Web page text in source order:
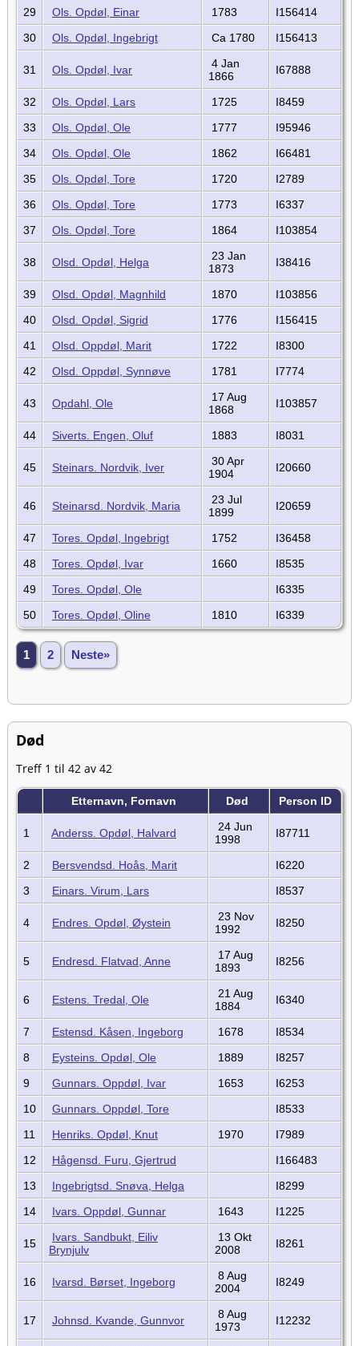
29 Ols. Opdøl, Einar 1783
I156414
30
Ols. Opdøl, Ingebrigt Ca 1780 I156413
31 Ols. Opdøl, Ivar
4 Jan
1866
I67888
32 Ols. Opdøl, Lars 1725
I8459
33
Ols. Opdøl, Ole 1777
I95946
34
Ols. Opdøl, Ole 1862
I66481
35
Ols. Opdøl, Tore 1720
I2789
36
Ols. Opdøl, Tore 1773
I6337
37
Ols. Opdøl, Tore 1864 I103854
38 Olsd. Opdøl, Helga
23 Jan
1873
I38416
39 Olsd. Opdøl, Magnhild 1870
I103856
40
Olsd. Opdøl, Sigrid 1776
I156415
41
Olsd. Oppdøl, Marit 1722
I8300
42
Olsd. Oppdøl, Synnøve 1781 I7774
43 Opdahl, Ole
17 Aug
1868
I103857
44 Siverts. Engen, Oluf 1883 I8031
45 Steinars. Nordvik, Iver
30 Apr
1904
I20660
46 Steinarsd. Nordvik, Maria
23 Jul
1899
I20659
47 Tores. Opdøl, Ingebrigt 1752
I36458
48
Tores. Opdøl, Ivar 1660
I8535
49
Tores. Opdøl, Ole
I6335
50
Tores. Opdøl, Oline 1810 I6339
1 2 Neste»
Død
Treff 1 til 42 av 42
Etternavn, Fornavn Død Person ID
1 Anderss. Opdøl, Halvard
24 Jun
1998
I87711
2 Bersvendsd. Hoås, Marit
I6220
3
Einars. Virum, Lars I8537
4 Endres. Opdøl, Øystein
23 Nov
1992
I8250
5 Endresd. Flatvad, Anne
17 Aug
1893
I8256
6 Estens. Tredal, Ole
21 Aug
1884
I6340
7 Estensd. Kåsen, Ingeborg 1678
I8534
8
Eysteins. Opdøl, Ole 1889
I8257
9
Gunnars. Oppdøl, Ivar 1653
I6253
10
Gunnars. Oppdøl, Tore
I8533
11
Henriks. Opdøl, Knut 1970
I7989
12
Hågensd. Furu, Gjertrud
I166483
13
Ingebrigtsd. Snøva, Helga
I8299
14
Ivars. Oppdøl, Gunnar 1643 I1225
15
Ivars. Sandbukt, Eiliv
Brynjulv
13 Okt
2008
I8261
16 Ivarsd. Børset, Ingeborg
8 Aug
2004
I8249
17 Johnsd. Kvande, Gunnvor
8 Aug
1973
I12232